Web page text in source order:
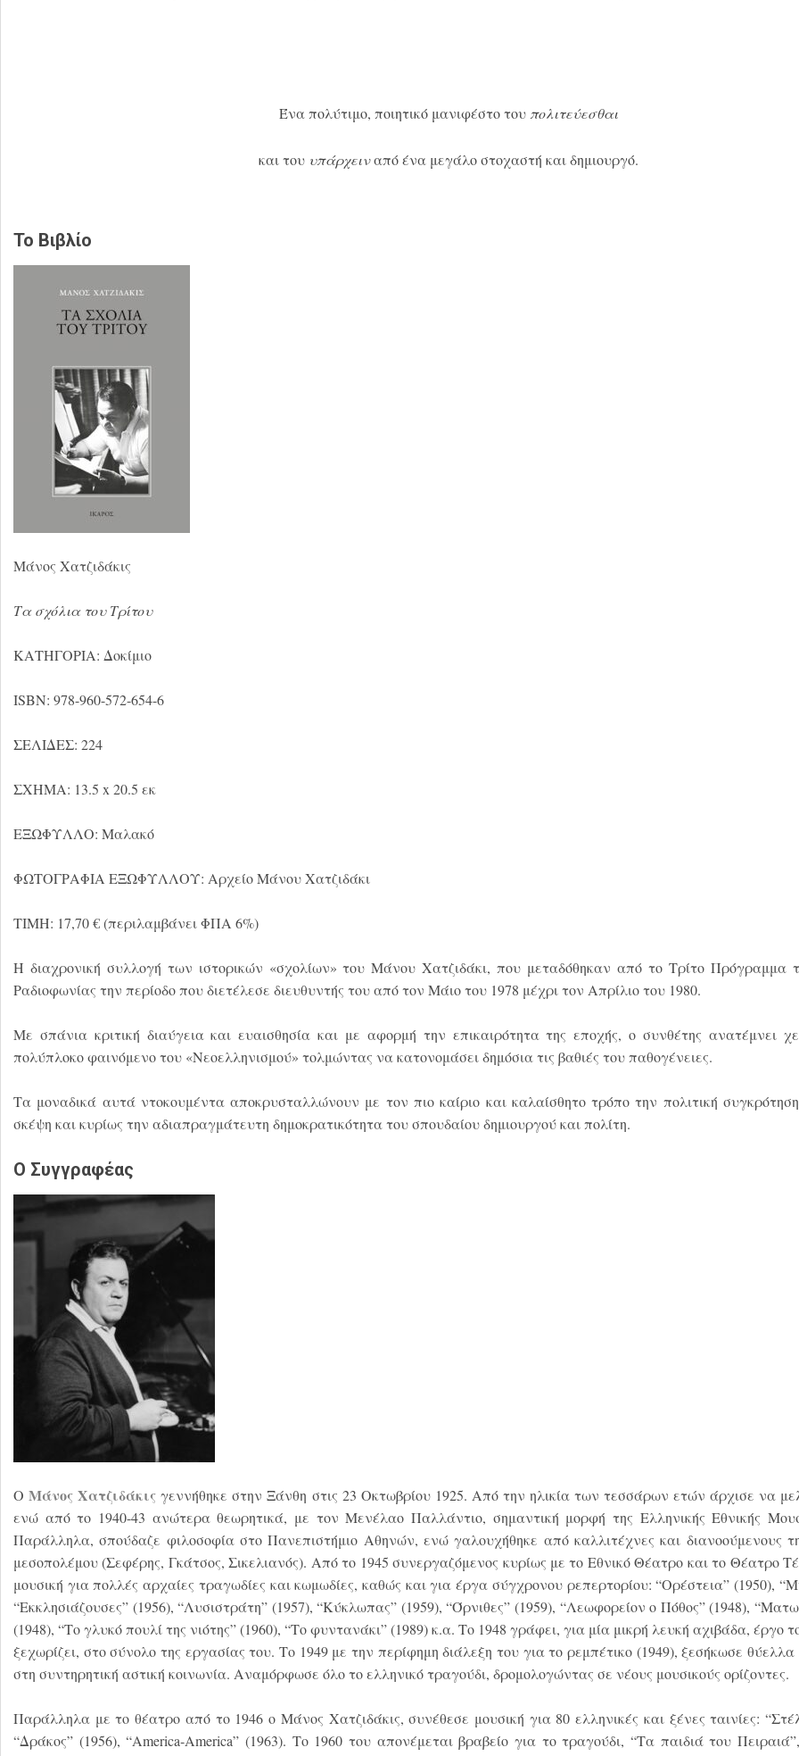
Ένα πολύτιμο, ποιητικό μανιφέστο του πολιτεύεσθαι
και του υπάρχειναπό ένα μεγάλο στοχαστή και δημιουργό.
Το Βιβλίο
Μάνος Χατζιδάκις
Τα σχόλια του Τρίτου
ΚΑΤΗΓΟΡΙΑ: Δοκίμιο
ISBN: 978-960-572-654-6
ΣΕΛΙΔΕΣ: 224
ΣΧΗΜΑ: 13.5 x 20.5 εκ
ΕΞΩΦΥΛΛΟ: Μαλακό
ΦΩΤΟΓΡΑΦΙΑ ΕΞΩΦΥΛΛΟΥ: Αρχείο Μάνου Χατζιδάκι
ΤΙΜΗ: 17,70 € (περιλαμβάνει ΦΠΑ 6%)
Η διαχρονική συλλογή των ιστορικών «σχολίων» του Μάνου Χατζιδάκι, που μεταδόθηκαν από το Τρίτο Πρόγραμμα
Ραδιοφωνίας την περίοδο που διετέλεσε διευθυντής του από τον Μάιο του 1978 μέχρι τον Απρίλιο του 1980.
Με σπάνια κριτική διαύγεια και ευαισθησία και με αφορμή την επικαιρότητα της εποχής, ο συνθέτης ανατέμνει
πολύπλοκο φαινόμενο του «Νεοελληνισμού» τολμώντας να κατονομάσει δημόσια τις βαθιές του παθογένειες.
Τα μοναδικά αυτά ντοκουμέντα αποκρυσταλλώνουν με τον πιο καίριο και καλαίσθητο τρόπο την πολιτική
σκέψη και κυρίως την αδιαπραγμάτευτη δημοκρατικότητα του σπουδαίου δημιουργού και πολίτη.
Ο Συγγραφέας
ΟΜάνος Χατζιδάκις γεννήθηκε στην Ξάνθη στις 23 Οκτωβρίου 1925. Από την ηλικία των τεσσάρων ετών άρχισε να
ενώ από το 1940-43 ανώτερα θεωρητικά, με τον Μενέλαο Παλλάντιο, σημαντική μορφή της Ελληνικής Εθνικής
Παράλληλα, σπούδαζε φιλοσοφία στο Πανεπιστήμιο Αθηνών, ενώ γαλουχήθηκε από καλλιτέχνες και διανοούμενους
μεσοπολέμου (Σεφέρης, Γκάτσος, Σικελιανός). Από το 1945 συνεργαζόμενος κυρίως με το Εθνικό Θέατρο και το Θέατρο
μουσική για πολλές αρχαίες τραγωδίες και κωμωδίες, καθώς και για έργα σύγχρονου ρεπερτορίου: “Ορέστεια” (1950),
“Εκκλησιάζουσες” (1956), “Λυσιστράτη” (1957), “Κύκλωπας” (1959), “Όρνιθες” (1959), “Λεωφορείον ο Πόθος” (1948),
(1948), “Το γλυκό πουλί της νιότης” (1960), “Το φυντανάκι” (1989) κ.α. Το 1948 γράφει, για μία μικρή λευκή αχιβάδα, έργο το
ξεχωρίζει, στο σύνολο της εργασίας του. Το 1949 με την περίφημη διάλεξη του για το ρεμπέτικο (1949), ξεσήκωσε
στη συντηρητική αστική κοινωνία. Αναμόρφωσε όλο το ελληνικό τραγούδι, δρομολογώντας σε νέους μουσικούς ορίζοντες.
Παράλληλα με το θέατρο από το 1946 ο Μάνος Χατζιδάκις, συνέθεσε μουσική για 80 ελληνικές και ξένες ταινίες:
“Δράκος” (1956), “America-America” (1963). Τo 1960 του απονέμεται βραβείο για το τραγούδι, “Τα παιδιά του